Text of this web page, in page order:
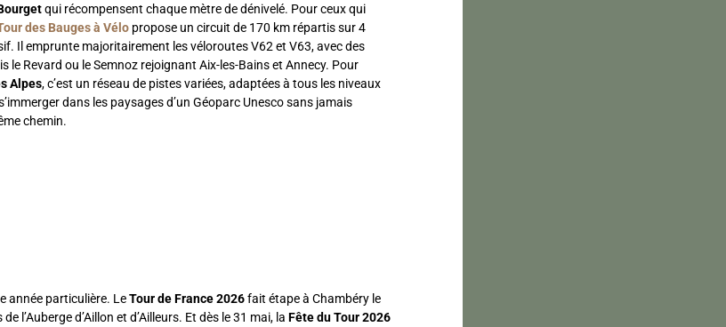
qui récompensent chaque mètre de dénivelé. Pour ceux qui
des Bauges à Vélopropose un circuit de 170 km répartis sur 4
Il emprunte majoritairement les véloroutes V62 et V63, avec des
le Revard ou le Semnoz rejoignant Aix-les-Bains et Annecy. Pour
Alpes, c’est un réseau de pistes variées, adaptées à tous les niveaux
dans les paysages d’un Géoparc Unesco sans jamais
chemin.
année particulière. LeTour de France 2026fait étape à Chambéry le
l’Auberge d’Aillon et d’Ailleurs. Et dès le 31 mai, la Fête du Tour 2026